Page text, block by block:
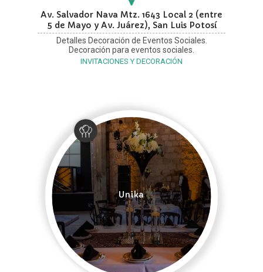
Av. Salvador Nava Mtz. 1643 Local 2 (entre
5 de Mayo y Av. Juárez), San Luis Potosí
Detalles Decoración de Eventos Sociales.
Decoración para eventos sociales.
INVITACIONES Y DECORACIÓN
Unika